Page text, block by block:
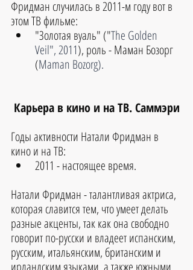
Фридман случилась в 2011-м году вот в
этом ТВ фильме:
"Золотая вуаль" ("The Golden
Veil", 2011), роль - Маман Бозорг
(Maman Bozorg).
Карьера в кино и на ТВ. Саммэри
Годы активности Натали Фридман в
кино и на ТВ:
2011 - настоящее время.
Натали Фридман - талантливая актриса,
которая славится тем, что умеет делать
разные акценты, так как она свободно
говорит по-русски и владеет испанским,
русским, итальянским, британским и